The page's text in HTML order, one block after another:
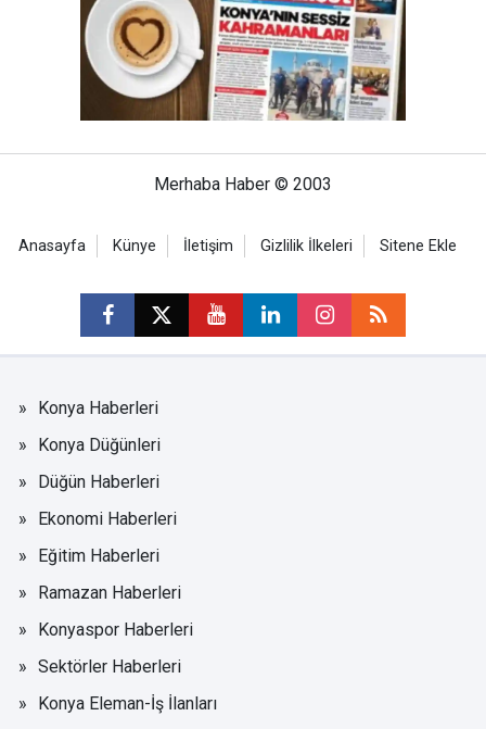
Merhaba Haber © 2003
Anasayfa Künye İletişim Gizlilik İlkeleri Sitene Ekle
Konya Haberleri
Konya Düğünleri
Düğün Haberleri
Ekonomi Haberleri
Eğitim Haberleri
Ramazan Haberleri
Konyaspor Haberleri
Sektörler Haberleri
Konya Eleman-İş İlanları